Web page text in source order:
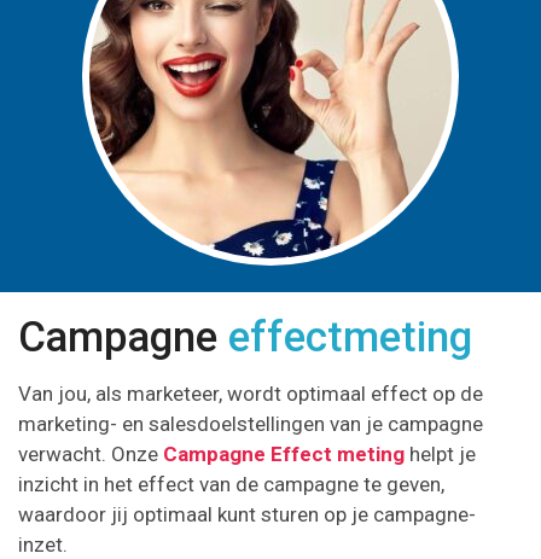
Campagne effectmeting
Van jou, als marketeer, wordt optimaal effect op de
marketing- en salesdoelstellingen van je campagne
verwacht. Onze Campagne Effect meting helpt je
inzicht in het effect van de campagne te geven,
waardoor jij optimaal kunt sturen op je campagne-
inzet.